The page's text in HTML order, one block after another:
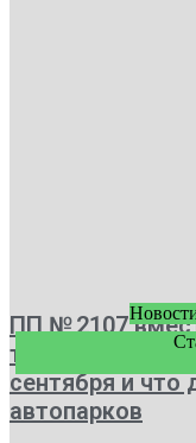
ПП № 2107
требования к
сентября и что
автопарков